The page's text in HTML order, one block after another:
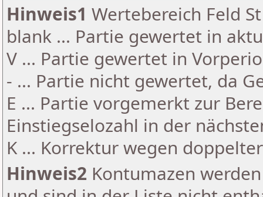
Hinweis1 Wertebereich Feld
blank ... Partie gewertet in
V ... Partie gewertet in
- ... Partie nicht gewertet, da
E ... Partie vorgemerkt zur
Einstiegselozahl in der
K ... Korrektur wegen
Hinweis2 Kontumazen